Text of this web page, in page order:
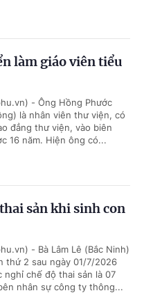
làm giáo viên tiểu
- Ông Hồng Phước
là nhân viên thư viện, có
đẳng thư viện, vào biên
16 năm. Hiện ông có...
sản khi sinh con
- Bà Lâm Lê (Bắc Ninh)
thứ 2 sau ngày 01/7/2026
nghỉ chế độ thai sản là 07
nhân sự công ty thông...